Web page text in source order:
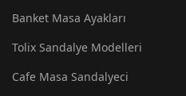
Banket Masa Ayakları
Tolix Sandalye Modelleri
Cafe Masa Sandalyeci